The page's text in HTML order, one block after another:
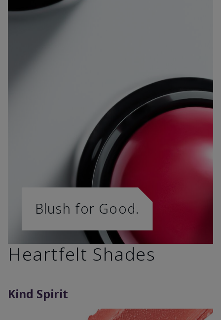
Blush for Good.
Heartfelt Shades
Kind Spirit